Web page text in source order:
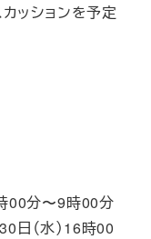
ッションを予定
00分〜9時00分
日（水）16時00